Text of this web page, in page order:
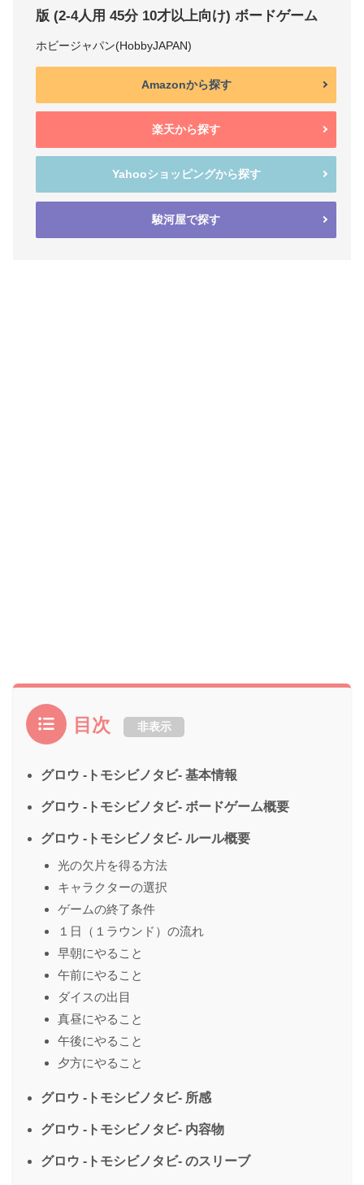
版 (2-4人用 45分 10才以上向け) ボードゲーム
ホビージャパン(HobbyJAPAN)
Amazonから探す
楽天から探す
Yahooショッピングから探す
駿河屋で探す
目次 非表示
グロウ -トモシビノタビ- 基本情報
グロウ -トモシビノタビ- ボードゲーム概要
グロウ -トモシビノタビ- ルール概要
光の欠片を得る方法
キャラクターの選択
ゲームの終了条件
１日（１ラウンド）の流れ
早朝にやること
午前にやること
ダイスの出目
真昼にやること
午後にやること
夕方にやること
グロウ -トモシビノタビ- 所感
グロウ -トモシビノタビ- 内容物
グロウ -トモシビノタビ- のスリーブ